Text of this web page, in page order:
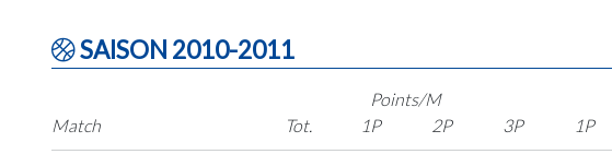
SAISON 2010-2011
Match
Points/M
Tot.
1P 2P 3P
1P